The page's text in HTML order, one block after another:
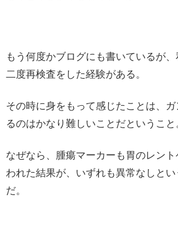
もう何度かブログにも書いているが
二度再検査をした経験がある。
その時に身をもって感じたことは、
るのはかなり難しいことだということ
なぜなら、腫瘍マーカーも胃のレン
われた結果が、いずれも異常なしと
だ。